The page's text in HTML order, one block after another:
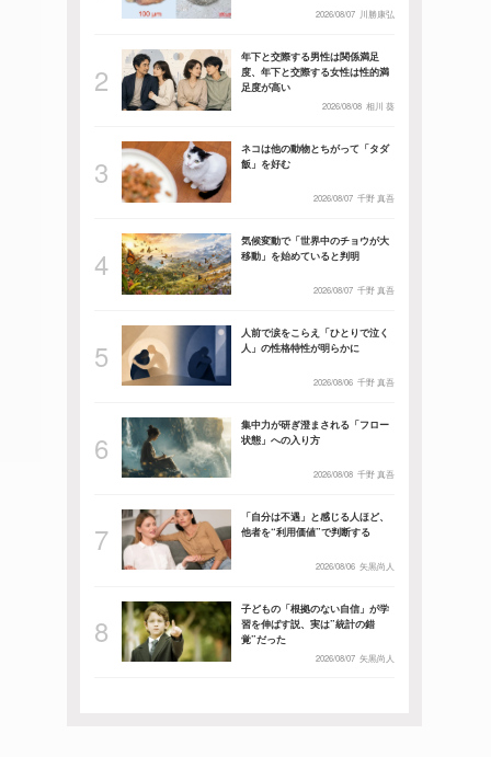
2026/08/07 川勝康弘
年下と交際する男性は関係満足
度、年下と交際する女性は性的満
足度が高い
2026/08/08 相川 葵
ネコは他の動物とちがって「タダ
飯」を好む
2026/08/07 千野 真吾
気候変動で「世界中のチョウが大
移動」を始めていると判明
2026/08/07 千野 真吾
人前で涙をこらえ「ひとりで泣く
人」の性格特性が明らかに
2026/08/06 千野 真吾
集中力が研ぎ澄まされる「フロー
状態」への入り方
2026/08/08 千野 真吾
「自分は不遇」と感じる人ほど、
他者を“利用価値”で判断する
2026/08/06 矢黒尚人
子どもの「根拠のない自信」が学
習を伸ばす説、実は”統計の錯
覚”だった
2026/08/07 矢黒尚人